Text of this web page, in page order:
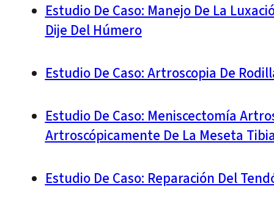
Estudio De Caso: Manejo De La
Dije Del Húmero
Estudio De Caso: Artroscopia De
Estudio De Caso: Meniscectomía
Artroscópicamente De La Meseta
Estudio De Caso: Reparación Del